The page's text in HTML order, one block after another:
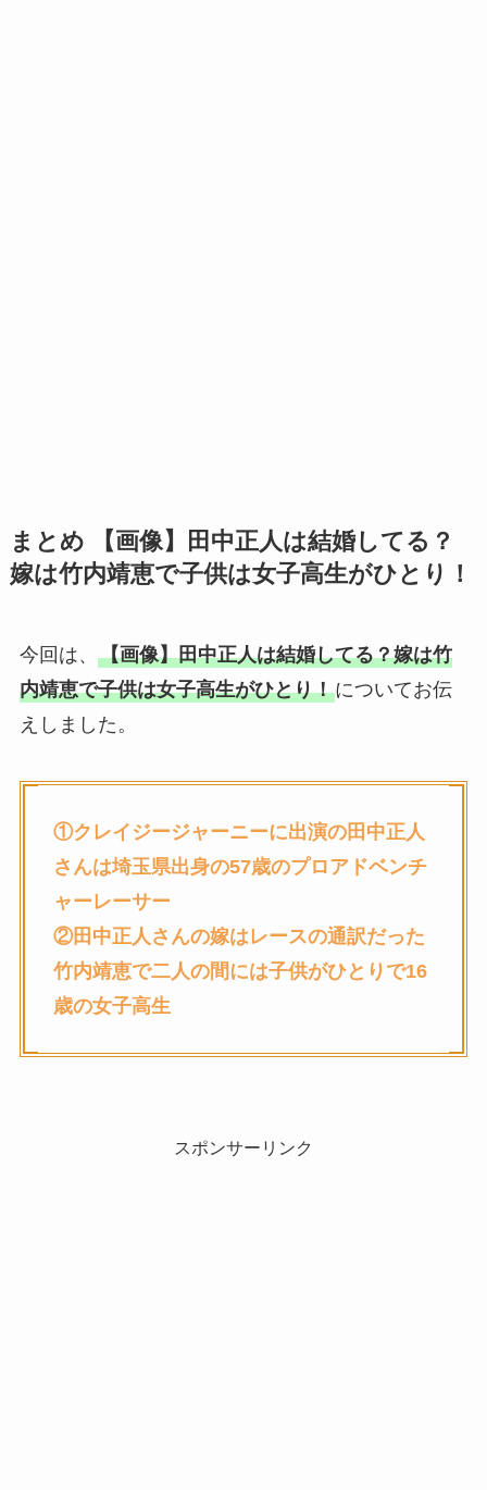
まとめ 【画像】田中正人は結婚してる？
嫁は竹内靖恵で子供は女子高生がひとり！
今回は、 【画像】田中正人は結婚してる？嫁は竹
内靖恵で子供は女子高生がひとり！についてお伝
えしました。
①クレイジージャーニーに出演の田中正人
さんは埼玉県出身の57歳のプロアドベンチ
ャーレーサー
②田中正人さんの嫁はレースの通訳だった
竹内靖恵で二人の間には子供がひとりで16
歳の女子高生
スポンサーリンク